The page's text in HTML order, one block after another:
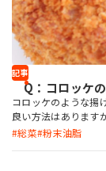
記事
Q：コロッケ
コロッケのような揚
良い方法はあります
総菜 粉末油脂